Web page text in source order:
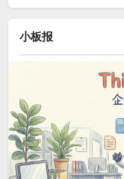
小板报